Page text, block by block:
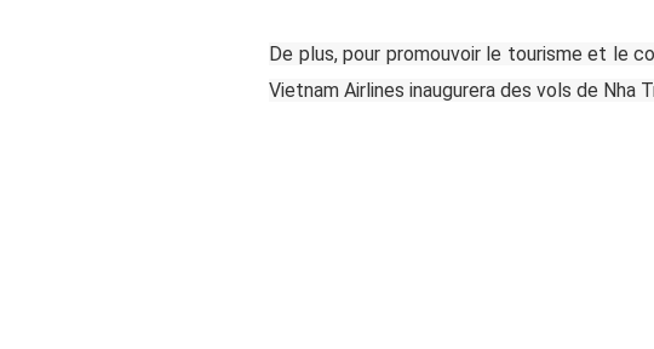
De plus, pour promouvoir le tourisme et le
Vietnam Airlines inaugurera des vols de Nha